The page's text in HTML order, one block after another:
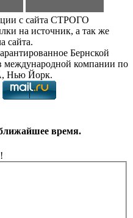
с сайта СТРОГО
на источник, а так же
сайта.
Бернской
международной компании по
Нью Йорк.
время.